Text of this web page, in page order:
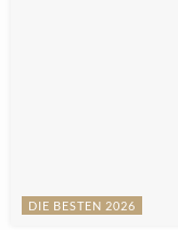
DIE BESTEN 2026